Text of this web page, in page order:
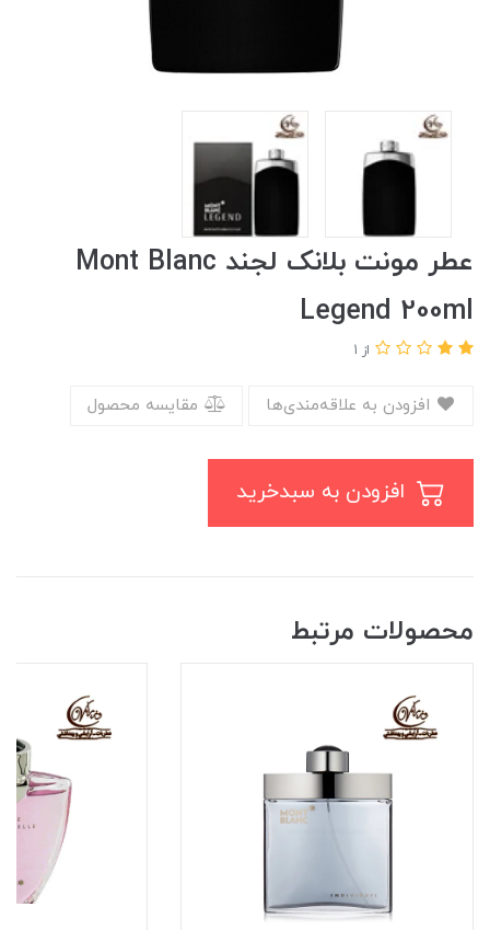
عطر مونت بلانک لجند Mont Blanc
Legend 200ml
از 1
مقایسه محصول
محصولات مرتبط